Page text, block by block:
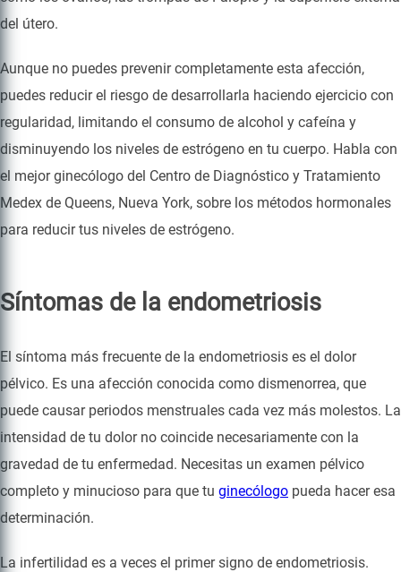
del útero.
Aunque no puedes prevenir completamente esta afección,
puedes reducir el riesgo de desarrollarla haciendo ejercicio con
regularidad, limitando el consumo de alcohol y cafeína y
disminuyendo los niveles de estrógeno en tu cuerpo. Habla con
el mejor ginecólogo del Centro de Diagnóstico y Tratamiento
Medex de Queens, Nueva York, sobre los métodos hormonales
para reducir tus niveles de estrógeno.
Síntomas de la endometriosis
El síntoma más frecuente de la endometriosis es el dolor
pélvico. Es una afección conocida como dismenorrea, que
puede causar periodos menstruales cada vez más molestos. La
intensidad de tu dolor no coincide necesariamente con la
gravedad de tu enfermedad. Necesitas un examen pélvico
completo y minucioso para que tu ginecólogo pueda hacer esa
determinación.
La infertilidad es a veces el primer signo de endometriosis.